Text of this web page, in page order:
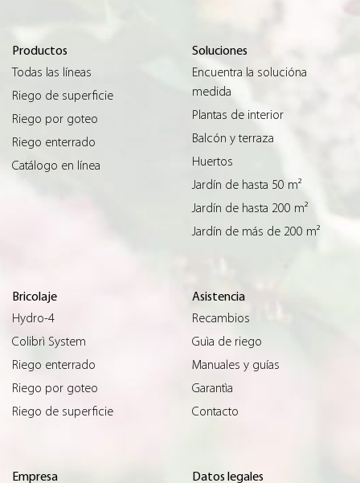
Productos
Todas las líneas
Riego de superficie
Riego por goteo
Riego enterrado
Catálogo en línea
Soluciones
Encuentra la solucióna
medida
Plantas de interior
Balcón y terraza
Huertos
Jardín de hasta 50 m²
Jardín de hasta 200 m²
Jardín de más de 200 m²
Bricolaje
Hydro-4
Colibrì System
Riego enterrado
Riego por goteo
Riego de superficie
Asistencia
Recambios
Guìa de riego
Manuales y guías
Garantìa
Contacto
Empresa
Datos legales